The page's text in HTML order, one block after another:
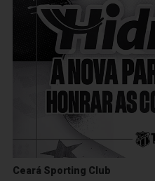
Ceará Sporting Club